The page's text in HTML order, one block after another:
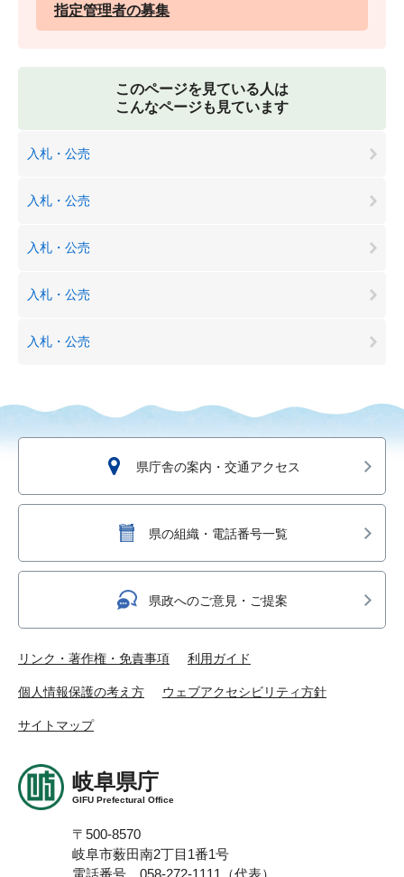
指定管理者の募集
このページを見ている人は
こんなページも見ています
入札・公売
入札・公売
入札・公売
入札・公売
入札・公売
県庁舎の案内・交通アクセス
県の組織・電話番号一覧
県政へのご意見・ご提案
リンク・著作権・免責事項 利用ガイド
個人情報保護の考え方 ウェブアクセシビリティ方針
サイトマップ
岐阜県庁
GIFU Prefectural Office
〒500-8570
岐阜市薮田南2丁目1番1号
電話番号 058-272-1111（代表）